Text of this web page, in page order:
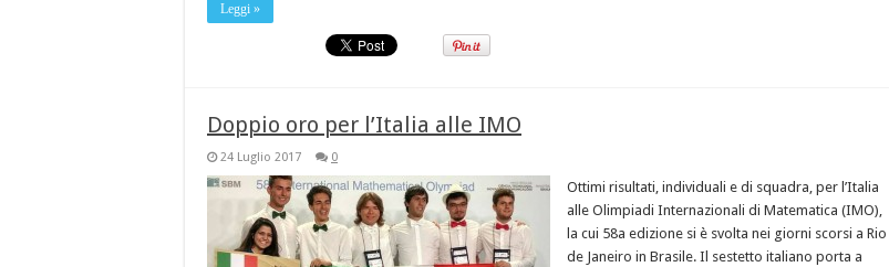
Leggi »
Doppio oro per l’Italia alle IMO
24 Luglio 2017 0
Ottimi risultati, individuali e di squadra, per l’Italia
alle Olimpiadi Internazionali di Matematica (IMO),
la cui 58a edizione si è svolta nei giorni scorsi a Rio
de Janeiro in Brasile. Il sestetto italiano porta a